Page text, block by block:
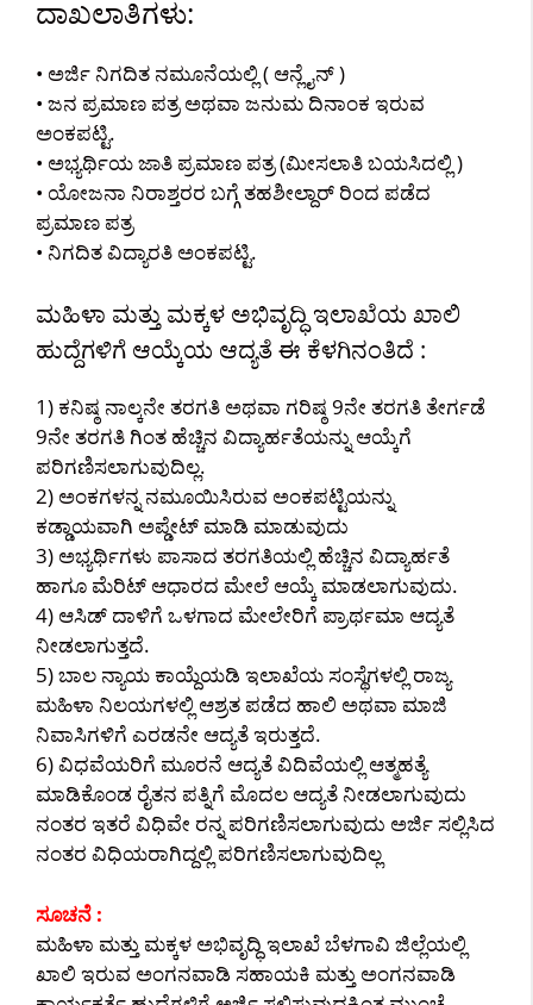
ದಾಖಲಾತಿಗಳು:
• ಅರ್ಜಿ ನಿಗದಿತ ನಮೂನೆಯಲ್ಲಿ ( ಆನ್ಲೈನ್ )
• ಜನ ಪ್ರಮಾಣ ಪತ್ರ ಅಥವಾ ಜನುಮ ದಿನಾಂಕ ಇರುವ
ಅಂಕಪಟ್ಟಿ.
• ಅಭ್ಯರ್ಥಿಯ ಜಾತಿ ಪ್ರಮಾಣ ಪತ್ರ (ಮೀಸಲಾತಿ ಬಯಸಿದಲ್ಲಿ )
• ಯೋಜನಾ ನಿರಾಶ್ತರರ ಬಗ್ಗೆ ತಹಶೀಲ್ದಾರ್ ರಿಂದ ಪಡೆದ
ಪ್ರಮಾಣ ಪತ್ರ
• ನಿಗದಿತ ವಿದ್ಯಾರತಿ ಅಂಕಪಟ್ಟಿ.
ಮಹಿಳಾ ಮತ್ತು ಮಕ್ಕಳ ಅಭಿವೃದ್ಧಿ ಇಲಾಖೆಯ ಖಾಲಿ
ಹುದ್ದೆಗಳಿಗೆ ಆಯ್ಕೆಯ ಆದ್ಯತೆ ಈ ಕೆಳಗಿನಂತಿದೆ :
1) ಕನಿಷ್ಠ ನಾಲ್ಕನೇ ತರಗತಿ ಅಥವಾ ಗರಿಷ್ಠ 9ನೇ ತರಗತಿ ತೇರ್ಗಡೆ
9ನೇ ತರಗತಿ ಗಿಂತ ಹೆಚ್ಚಿನ ವಿದ್ಯಾರ್ಹತೆಯನ್ನು ಆಯ್ಕೆಗೆ
ಪರಿಗಣಿಸಲಾಗುವುದಿಲ್ಲ.
2) ಅಂಕಗಳನ್ನ ನಮೂಯಿಸಿರುವ ಅಂಕಪಟ್ಟಿಯನ್ನು
ಕಡ್ಡಾಯವಾಗಿ ಅಪ್ಡೇಟ್ ಮಾಡಿ ಮಾಡುವುದು
3) ಅಭ್ಯರ್ಥಿಗಳು ಪಾಸಾದ ತರಗತಿಯಲ್ಲಿ ಹೆಚ್ಚಿನ ವಿದ್ಯಾರ್ಹತೆ
ಹಾಗೂ ಮೆರಿಟ್ ಆಧಾರದ ಮೇಲೆ ಆಯ್ಕೆ ಮಾಡಲಾಗುವುದು.
4) ಆಸಿಡ್ ದಾಳಿಗೆ ಒಳಗಾದ ಮೇಲೇರಿಗೆ ಪ್ರಾರ್ಥಮಾ ಆದ್ಯತೆ
ನೀಡಲಾಗುತ್ತದೆ.
5) ಬಾಲ ನ್ಯಾಯ ಕಾಯ್ದೆಯಡಿ‌ ಇಲಾಖೆಯ ಸಂಸ್ಥೆಗಳಲ್ಲಿ ರಾಜ್ಯ
ಮಹಿಳಾ ನಿಲಯಗಳಲ್ಲಿ ಆಶ್ರತ ಪಡೆದ ಹಾಲಿ ಅಥವಾ ಮಾಜಿ
ನಿವಾಸಿಗಳಿಗೆ ಎರಡನೇ ಆದ್ಯತೆ ಇರುತ್ತದೆ.
6) ವಿಧವೆಯರಿಗೆ ಮೂರನೆ ಆದ್ಯತೆ ವಿದಿವೆಯಲ್ಲಿ ಆತ್ಮಹತ್ಯೆ
ಮಾಡಿಕೊಂಡ ರೈತನ ಪತ್ನಿಗೆ ಮೊದಲ ಆದ್ಯತೆ ನೀಡಲಾಗುವುದು
ನಂತರ ಇತರೆ ವಿಧಿವೇ ರನ್ನ ಪರಿಗಣಿಸಲಾಗುವುದು ಅರ್ಜಿ ಸಲ್ಲಿಸಿದ
ನಂತರ ವಿಧಿಯರಾಗಿದ್ದಲ್ಲಿ ಪರಿಗಣಿಸಲಾಗುವುದಿಲ್ಲ
ಸೂಚನೆ :
ಮಹಿಳಾ ಮತ್ತು ಮಕ್ಕಳ ಅಭಿವೃದ್ಧಿ ಇಲಾಖೆ ಬೆಳಗಾವಿ ಜಿಲ್ಲೆಯಲ್ಲಿ
ಖಾಲಿ ಇರುವ ಅಂಗನವಾಡಿ ಸಹಾಯಕಿ ಮತ್ತು ಅಂಗನವಾಡಿ